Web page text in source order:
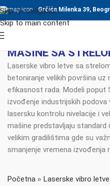
Skip to navigation
Skip to main content
Grčića Milenka 39,
MAŠINE SA
Laserske vibro letve sa
betoniranje velikih površina
efikasnost rada. Modeli poput
izvođenje industrijskih
lasersku kontrolu nivelacije i
mašine predstavljaju standard
velikim gradilištima gde su
smanjenje vremena izvođenja
Početna » Laserske vibro letve